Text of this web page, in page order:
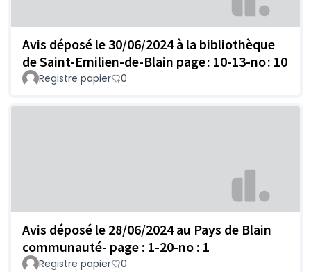
Avis déposé le 30/06/2024 à la bibliothèque
de Saint-Emilien-de-Blain page : 10-13-no : 10
Registre papier 0
Avis déposé le 28/06/2024 au Pays de Blain
communauté- page : 1-20-no : 1
Registre papier 0